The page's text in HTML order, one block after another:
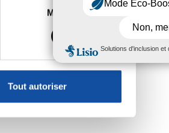
à plusieurs mètres près
reportez-vous à lasection «
sur les cookies.
Marketing
Tout autoriser